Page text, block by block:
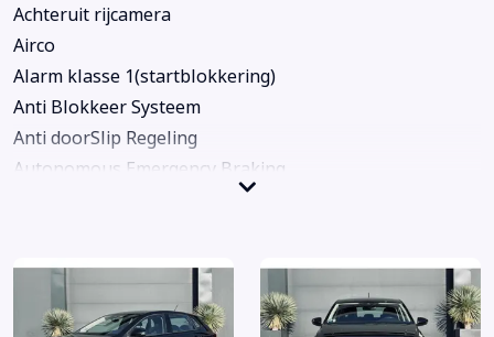
Achteruit rijcamera
Airco
Alarm klasse 1(startblokkering)
Anti Blokkeer Systeem
Anti doorSlip Regeling
Autonomous Emergency Braking
Bandenspanningscontrolesysteem
Bluetooth telefoonvoorbereiding
Boordcomputer